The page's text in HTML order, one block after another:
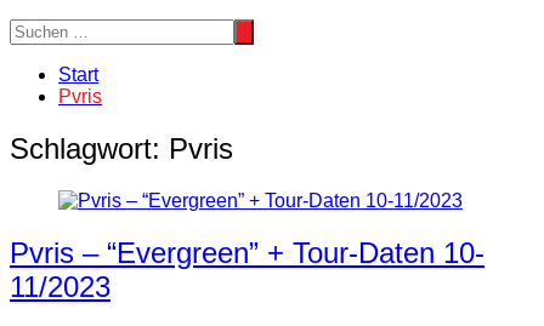
Start
Pvris
Schlagwort: Pvris
Pvris – “Evergreen” + Tour-Daten 10-
11/2023